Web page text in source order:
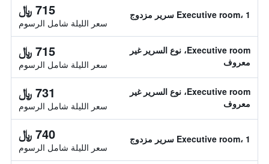
Executive room، 1 سرير مزدوج 715 ﷼
سعر الليلة شامل الرسوم
Executive room، نوع السرير غير
معروف
715 ﷼
سعر الليلة شامل الرسوم
Executive room، نوع السرير غير
معروف
731 ﷼
سعر الليلة شامل الرسوم
Executive room، 1 سرير مزدوج 740 ﷼
سعر الليلة شامل الرسوم